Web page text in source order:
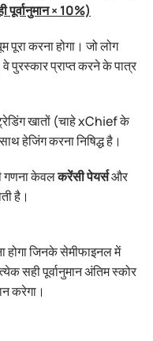
× 10%)
पूरा करना होगा। जो लोग
पुरस्कार प्राप्त करने के पात्र
खातों (चाहे xChief के
हेजिंग करना निषिद्ध है।
गणना केवलकरेंसी पेयर्सऔर
है।
होगा जिनके सेमीफाइनल में
सही पूर्वानुमान अंतिम स्कोर
करेगा।